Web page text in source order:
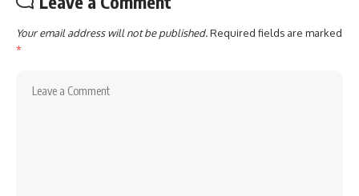
Your email address will not be published.Required fields are marked
*